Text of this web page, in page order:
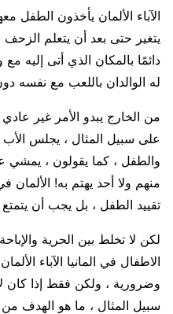
الآباء الألمان يأخذون الطفل
يتغير حتى بعد أن يتعلم الزحف
دائمًا بالمكان الذي أتى إليه مع
له الوالدان باللعب مع نفسه
من الخارج يبدو الأمر غير
على سبيل المثال ، يجلس
والطفل ، كما يقولون ، يمشي
منهم ولا أحد يهتم به! الألمان
تقييد الطفل ، بل يجب أن
لكن لا تخلط بين الحرية
الاطفال في المانيا الآباء
وضرورية ، ولكن فقط إذا كان
سبيل المثال ، ما هو الهدف